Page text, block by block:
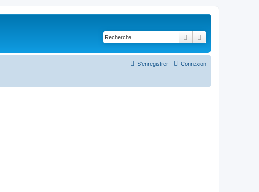
Rechercher
Connexion
S’enregistrer